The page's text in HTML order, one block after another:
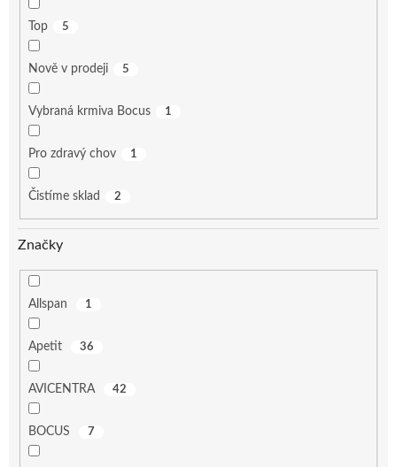
Top 5
Nově v prodeji 5
Vybraná krmiva Bocus 1
Pro zdravý chov 1
Čistíme sklad 2
Značky
Allspan 1
Apetit 36
AVICENTRA 42
BOCUS 7